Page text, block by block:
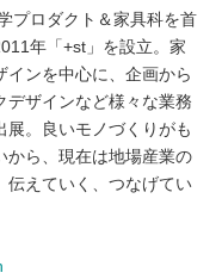
プロダクト＆家具科を首
年「+st」を設立。家
ンを中心に、企画から
デザインなど様々な業務
展。良いモノづくりがも
から、現在は地場産業の
伝えていく、つなげてい